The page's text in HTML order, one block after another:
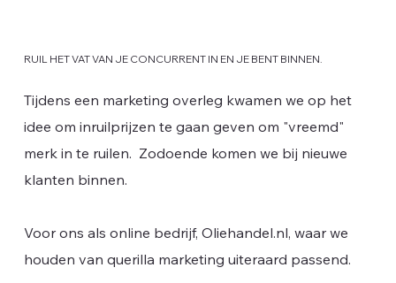
RUIL HET VAT VAN JE CONCURRENT IN EN JE BENT BINNEN.
Tijdens een marketing overleg kwamen we op het
idee om inruilprijzen te gaan geven om "vreemd"
merk in te ruilen. Zodoende komen we bij nieuwe
klanten binnen.
Voor ons als online bedrijf, Oliehandel.nl, waar we
houden van querilla marketing uiteraard passend.